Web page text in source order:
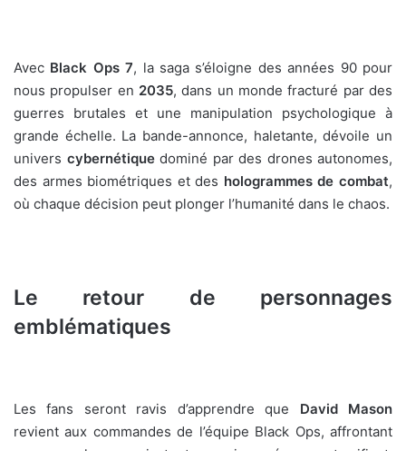
Avec Black Ops 7, la saga s’éloigne des années 90 pour
nous propulser en 2035, dans un monde fracturé par des
guerres brutales et une manipulation psychologique à
grande échelle. La bande-annonce, haletante, dévoile un
univers cybernétiquedominé par des drones autonomes,
des armes biométriques et des hologrammes de combat,
où chaque décision peut plonger l’humanité dans le chaos.
Le retour de personnages
emblématiques
Les fans seront ravis d’apprendre que David Mason
revient aux commandes de l’équipe Black Ops, affrontant